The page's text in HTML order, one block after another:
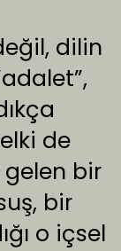
dilin
de
bir
bir
o içsel